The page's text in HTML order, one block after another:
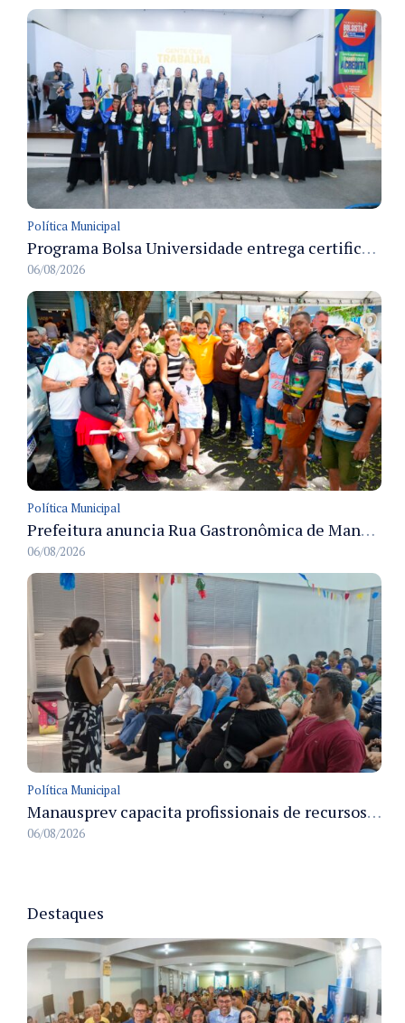
Política Municipal
Programa Bolsa Universidade entrega certificados a formandos em Manaus na sede do Executivo municipal
06/08/2026
Política Municipal
Prefeitura anuncia Rua Gastronômica de Manaus e garante alternativas para 54 ambulantes cadastrados
06/08/2026
Política Municipal
Manausprev capacita profissionais de recursos humanos para agilizar concessão de aposentadorias no município
06/08/2026
Destaques